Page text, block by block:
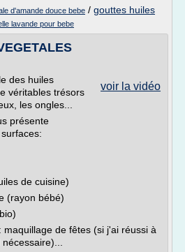
d'amande douce bebe / gouttes huiles
lavande pour bebe
voir la vidéo
des huiles
véritables trésors
les ongles...
présente
de cuisine)
(rayon bébé)
maquillage de fêtes (si j'ai réussi à